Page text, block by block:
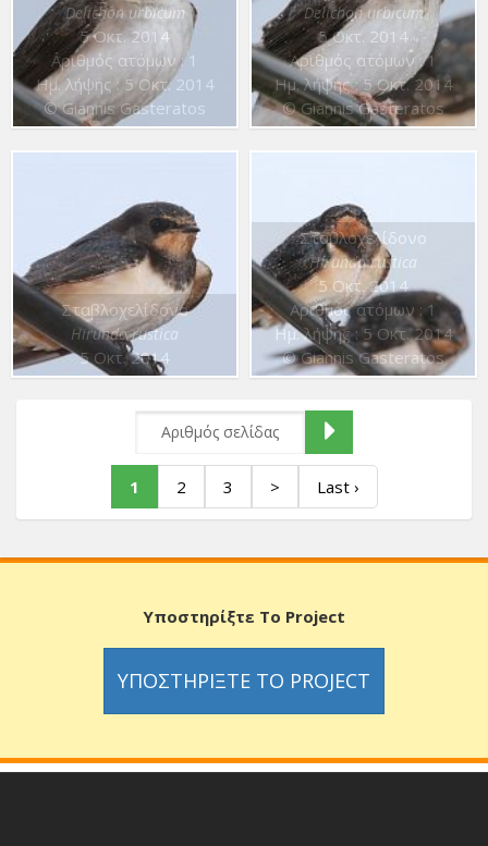
Delichon urbicum
5 Οκτ. 2014
Αριθμός ατόμων : 1
Ημ. λήψης : 5 Οκτ. 2014
© Giannis Gasteratos
Delichon urbicum
5 Οκτ. 2014
Αριθμός ατόμων : 1
Ημ. λήψης : 5 Οκτ. 2014
© Giannis Gasteratos
Σταβλοχελίδονο
Hirundo rustica
5 Οκτ. 2014
Σταβλοχελίδονο
Hirundo rustica
5 Οκτ. 2014
Αριθμός ατόμων : 1
Ημ. λήψης : 5 Οκτ. 2014
© Giannis Gasteratos
1 2 3 > Last ›
Υποστηρίξτε Το Project
ΥΠΟΣΤΗΡΊΞΤΕ ΤΟ PROJECT